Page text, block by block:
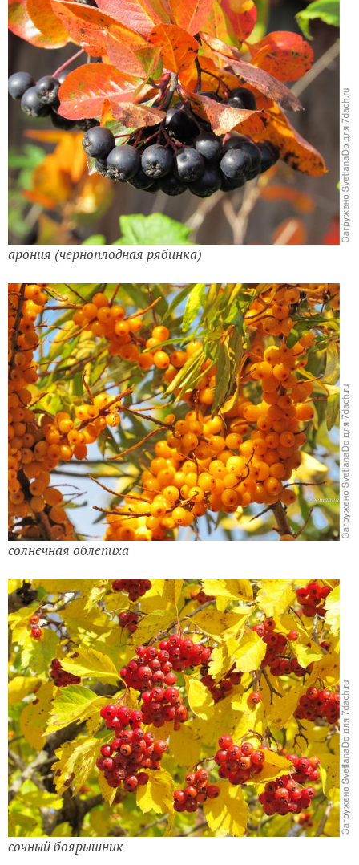
арония (черноплодная рябинка)
солнечная облепиха
сочный боярышник